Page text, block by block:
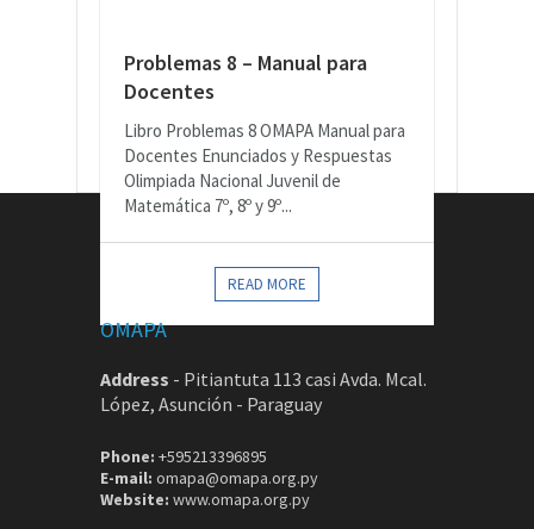
Problemas 8 – Manual para
Docentes
Libro Problemas 8 OMAPA Manual para
Docentes Enunciados y Respuestas
Olimpiada Nacional Juvenil de
Matemática 7º, 8º y 9º...
READ MORE
OMAPA
Address - Pitiantuta 113 casi Avda. Mcal.
López, Asunción - Paraguay
Phone: +595213396895
E-mail: omapa@omapa.org.py
Website: www.omapa.org.py